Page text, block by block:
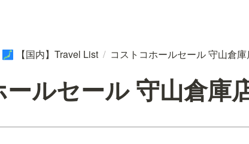
🗾 【国内】Travel List / コストコホールセール 守山倉
ルセール 守山倉庫